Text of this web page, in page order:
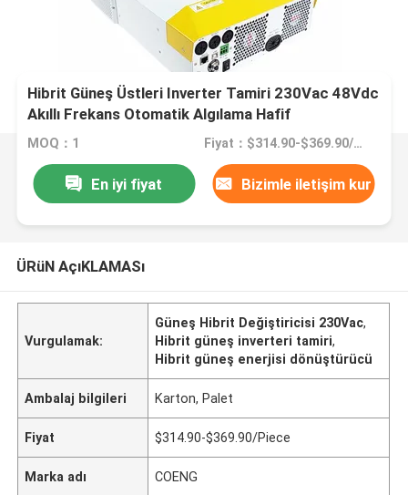
Hibrit Güneş Üstleri Inverter Tamiri 230Vac 48Vdc
Akıllı Frekans Otomatik Algılama Hafif
MOQ：1 Fiyat：$314.90-$369.90/Piece
En iyi fiyat Bizimle iletişim kur
ÜRüN AçıKLAMASı
Vurgulamak:
Güneş Hibrit Değiştiricisi 230Vac,
Hibrit güneş inverteri tamiri,
Hibrit güneş enerjisi dönüştürücü
Ambalaj bilgileri Karton, Palet
Fiyat $314.90-$369.90/Piece
Marka adı COENG